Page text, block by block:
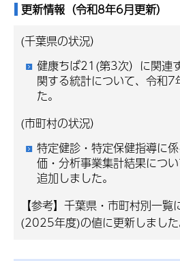
更新情報（令和8年6月更新）
(千葉県の状況）
健康ちば21(第3次）に関連
関する統計について、令和7
た。
(市町村の状況）
特定健診・特定保健指導に
価・分析事業集計結果につ
追加しました。
【参考】千葉県・市町村別一
(2025年度)の値に更新しました